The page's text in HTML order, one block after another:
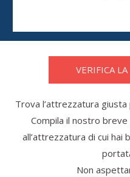
VERIFICA
Trova l’attrezzatura
Compila il nostro
all’attrezzatura di cui hai
Non